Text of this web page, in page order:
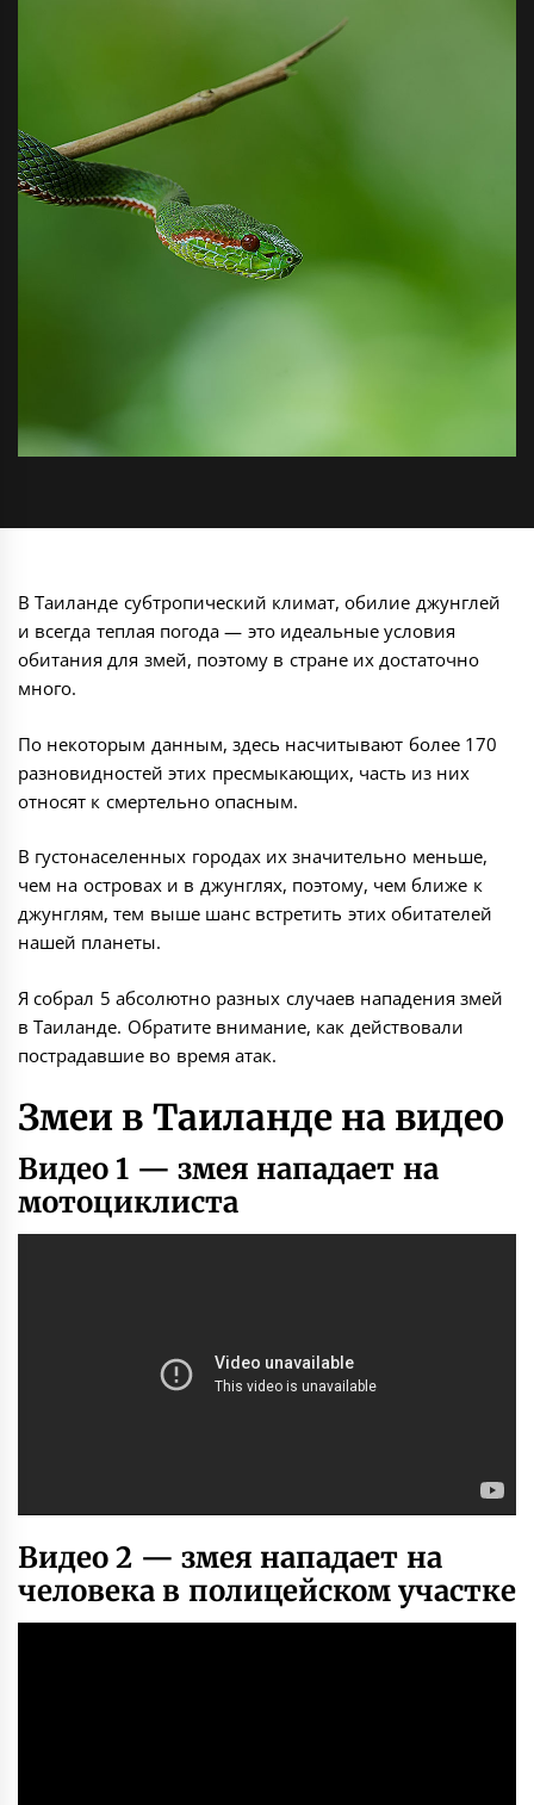
В Таиланде субтропический климат, обилие джунглей
и всегда теплая погода — это идеальные условия
обитания для змей, поэтому в стране их достаточно
много.
По некоторым данным, здесь насчитывают более 170
разновидностей этих пресмыкающих, часть из них
относят к смертельно опасным.
В густонаселенных городах их значительно меньше,
чем на островах и в джунглях, поэтому, чем ближе к
джунглям, тем выше шанс встретить этих обитателей
нашей планеты.
Я собрал 5 абсолютно разных случаев нападения змей
в Таиланде. Обратите внимание, как действовали
пострадавшие во время атак.
Змеи в Таиланде на видео
Видео 1 — змея нападает на
мотоциклиста
Видео 2 — змея нападает на
человека в полицейском участке